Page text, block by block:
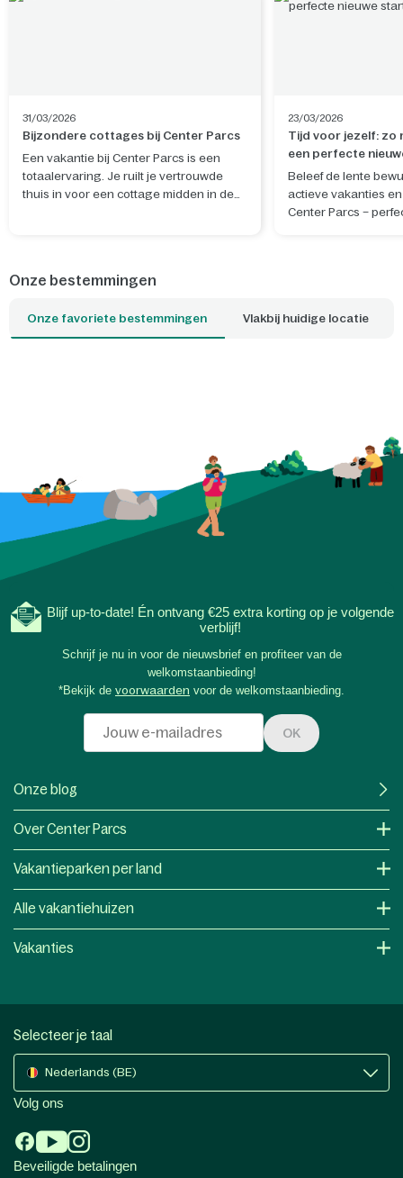
31/03/2026
Bijzondere cottages bij Center Parcs
Een vakantie bij Center Parcs is een
totaalervaring. Je ruilt je vertrouwde
thuis in voor een cottage midden in de
bijvoorbeeld kunt slapen tussen de
water. Welke cottage is jouw favoriet?
23/03/2026
Tijd voor jezelf: zo
een perfecte
Beleef de lente
actieve vakanties
Center Parcs –
Onze bestemmingen
Onze favoriete bestemmingen Vlakbij huidige locatie
Blijf up-to-date! Én ontvang €25 extra korting op je volgende
verblijf!
Schrijf je nu in voor de nieuwsbrief en profiteer van de
welkomstaanbieding!
*Bekijk de voorwaarden voor de welkomstaanbieding.
OK
Onze blog
Over Center Parcs
Vakantieparken per land
Alle vakantiehuizen
Vakanties
Selecteer je taal
Nederlands (BE)
Volg ons
Beveiligde betalingen